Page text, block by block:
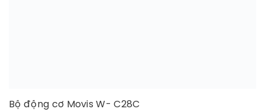
Bộ động cơ Movis W- C28C